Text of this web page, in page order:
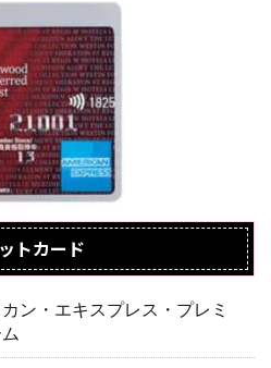
トカード
ン・エキスプレス・プレミ